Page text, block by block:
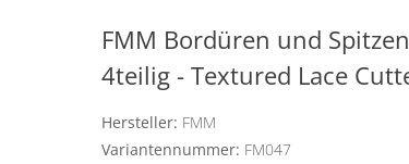
FMM Bordüren und
4teilig - Textured Lace
Hersteller: FMM
Variantennummer: FM047